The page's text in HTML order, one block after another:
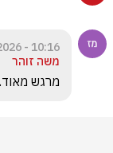
10:16 - 12.05.2026
משה זוהר
מרגש